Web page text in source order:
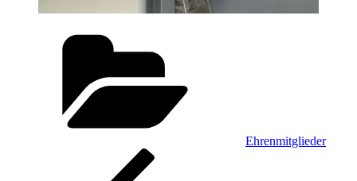
Ehrenmitglieder
Beitragsnavigation